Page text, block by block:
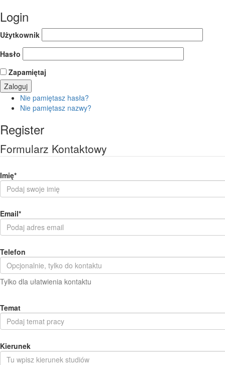
Login
Użytkownik
Hasło
Zapamiętaj
Nie pamiętasz hasła?
Nie pamiętasz nazwy?
Register
Formularz Kontaktowy
Imię*
Email*
Telefon
Tylko dla ułatwienia kontaktu
Temat
Kierunek